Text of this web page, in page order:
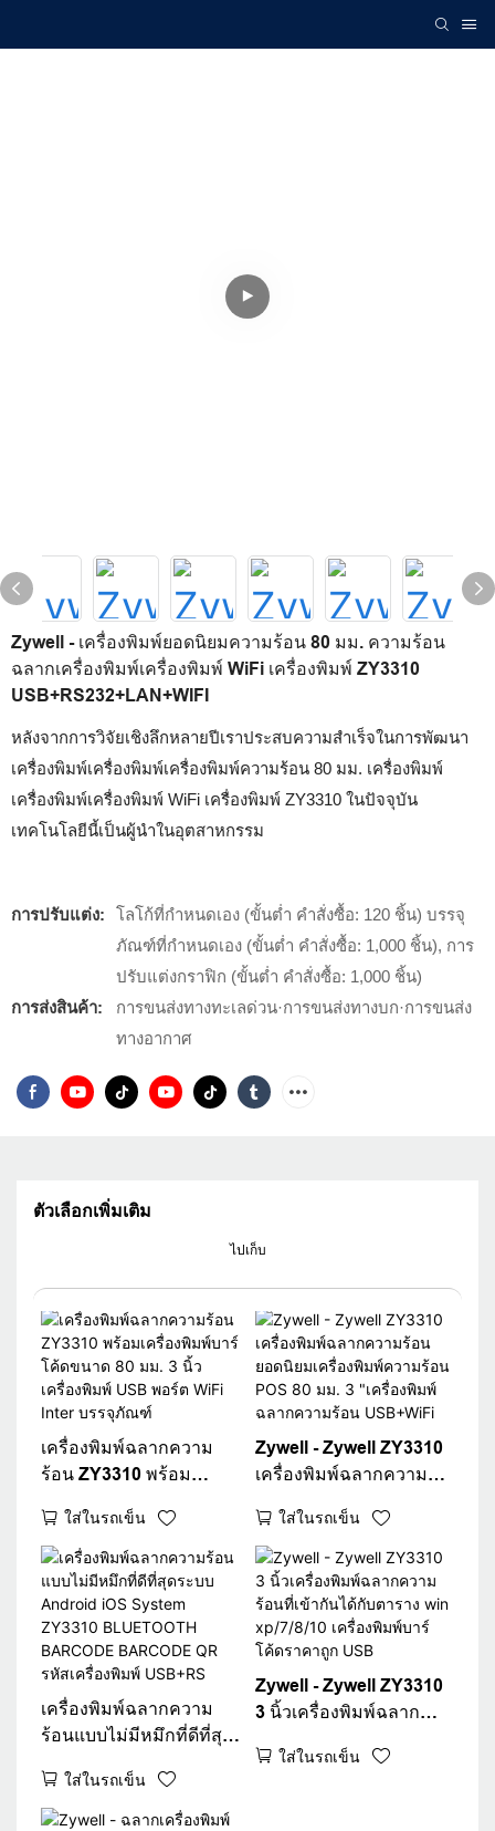
Zywell - เครื่องพิมพ์ยอดนิยมความร้อน 80 มม. ความร้อน
ฉลากเครื่องพิมพ์เครื่องพิมพ์ WiFi เครื่องพิมพ์ ZY3310
USB+RS232+LAN+WIFI
หลังจากการวิจัยเชิงลึกหลายปีเราประสบความสำเร็จในการพัฒนา
เครื่องพิมพ์เครื่องพิมพ์เครื่องพิมพ์ความร้อน 80 มม. เครื่องพิมพ์
เครื่องพิมพ์เครื่องพิมพ์ WiFi เครื่องพิมพ์ ZY3310 ในปัจจุบัน
เทคโนโลยีนี้เป็นผู้นำในอุตสาหกรรม
การปรับแต่ง:
โลโก้ที่กำหนดเอง (ขั้นต่ำ คำสั่งซื้อ: 120 ชิ้น) บรรจุ
ภัณฑ์ที่กำหนดเอง (ขั้นต่ำ คำสั่งซื้อ: 1,000 ชิ้น), การ
ปรับแต่งกราฟิก (ขั้นต่ำ คำสั่งซื้อ: 1,000 ชิ้น)
การส่งสินค้า:
การขนส่งทางทะเลด่วน·การขนส่งทางบก·การขนส่ง
ทางอากาศ
ตัวเลือกเพิ่มเติม
ไปเก็บ
เครื่องพิมพ์ฉลากความ
ร้อน ZY3310 พร้อม
80 มม. 3 นิ้วเครื่องพิมพ์
USB พอร์ต WiFi Inter
บรรจุภัณฑ์
ใส่ในรถเข็น
Zywell - Zywell ZY3310
เครื่องพิมพ์ฉลากความ
ความร้อน POS 80 มม. 3
"เครื่องพิมพ์ฉลากความ
ร้อน USB+WiFi
ใส่ในรถเข็น
เครื่องพิมพ์ฉลากความ
ร้อนแบบไม่มีหมึกที่ดีที่สุด
System ZY3310
BLUETOOTH
ใส่ในรถเข็น
Zywell - Zywell ZY3310
3 นิ้วเครื่องพิมพ์ฉลาก
ตาราง win xp/7/8/10
ใส่ในรถเข็น